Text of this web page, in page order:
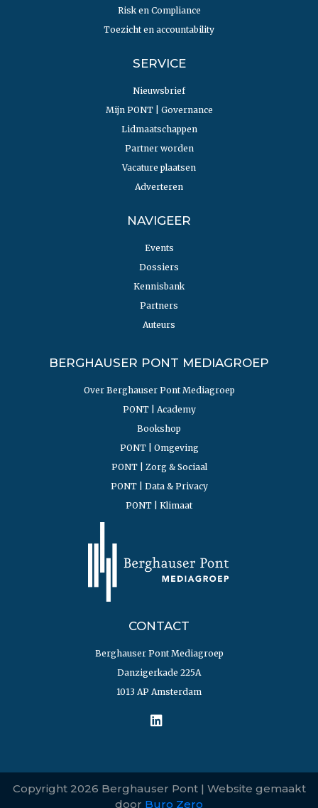
Risk en Compliance
Toezicht en accountability
SERVICE
Nieuwsbrief
Mijn PONT | Governance
Lidmaatschappen
Partner worden
Vacature plaatsen
Adverteren
NAVIGEER
Events
Dossiers
Kennisbank
Partners
Auteurs
BERGHAUSER PONT MEDIAGROEP
Over Berghauser Pont Mediagroep
PONT | Academy
Bookshop
PONT | Omgeving
PONT | Zorg & Sociaal
PONT | Data & Privacy
PONT | Klimaat
CONTACT
Berghauser Pont Mediagroep
Danzigerkade 225A
1013 AP Amsterdam
Copyright 2026 Berghauser Pont | Website gemaakt
door Buro Zero